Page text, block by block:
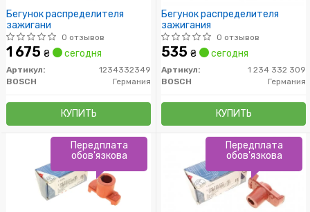
Бегунок распределителя
зажигани
0 отзывов
1 675 ₴ сегодня
Артикул:
1234332349
BOSCH
Германия
КУПИТЬ
Бегунок распределителя
зажигания
0 отзывов
535 ₴ сегодня
Артикул:
1 234 332 309
BOSCH
Германия
КУПИТЬ
Передплата
обов'язкова
Передплата
обов'язкова